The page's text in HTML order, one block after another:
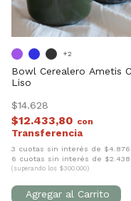
Bowl Cerealero Ametis
Liso
$14.628
$12.433,80 con
3 cuotas sin interés de $4.876
6 cuotas sin interés de $2.438
(superando los $300.000)
+2